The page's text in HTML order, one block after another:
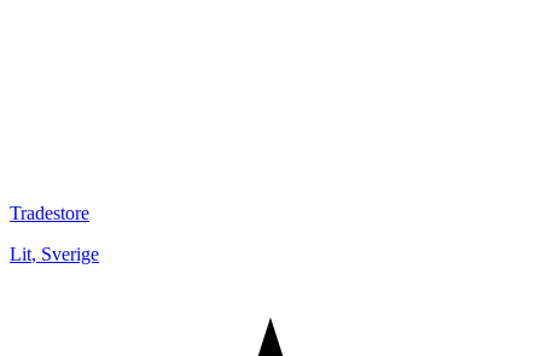
Tradestore
Lit, Sverige